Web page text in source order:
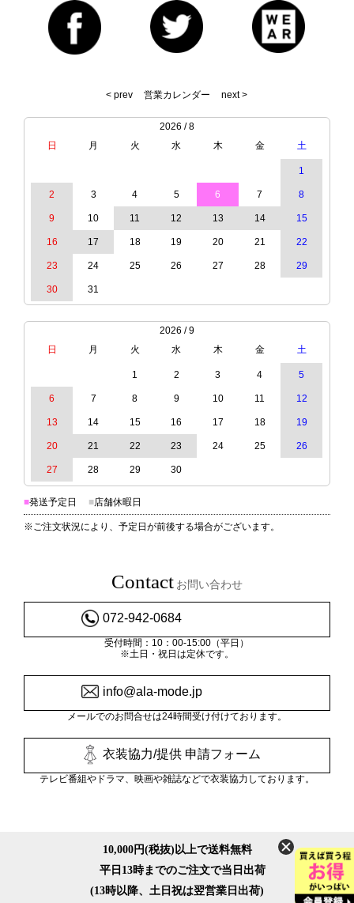
< prev 営業カレンダー next >
2026 / 8
日
月 火 水 木 金 土
1
2 3 4 5 6 7 8
9 10 11 12 13 14 15
16 17 18 19 20 21 22
23 24 25 26 27 28 29
30 31
2026 / 9
日
月 火 水 木 金 土
1 2 3 4 5
6 7 8 9 10 11 12
13 14 15 16 17 18 19
20 21 22 23 24 25 26
27 28 29 30
■発送予定日 ■店舗休暇日
※ご注文状況により、予定日が前後する場合がございます。
Contact お問い合わせ
072-942-0684
受付時間：10：00-15:00（平日）
※土日・祝日は定休です。
info@ala-mode.jp
メールでのお問合せは24時間受け付けております。
衣装協力/提供 申請フォーム
テレビ番組やドラマ、映画や雑誌などで衣装協力しております。
10,000円(税抜)以上で送料無料
平日13時までのご注文で当日出荷
(13時以降、土日祝は翌営業日出荷)